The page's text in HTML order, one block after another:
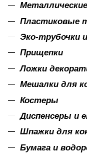
Пластиковые
Эко-трубочки
Прищепки
Ложки
Мешалки для
Костеры
Диспенсеры и
Шпажки для
Бумага и